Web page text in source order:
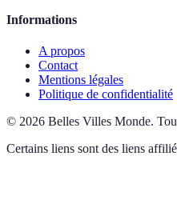
Informations
A propos
Contact
Mentions légales
Politique de confidentialité
© 2026 Belles Villes Monde.
Certains liens sont des liens